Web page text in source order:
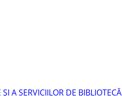
A SERVICIILOR DE BIBLIOTECĂ